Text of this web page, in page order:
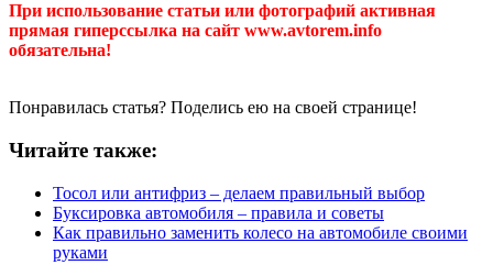
При использование статьи или фотографий активная
прямая гиперссылка на сайт www.avtorem.info
обязательна!
Понравилась статья? Поделись ею на своей странице!
Читайте также:
Тосол или антифриз – делаем правильный выбор
Буксировка автомобиля – правила и советы
Как правильно заменить колесо на автомобиле своими
руками